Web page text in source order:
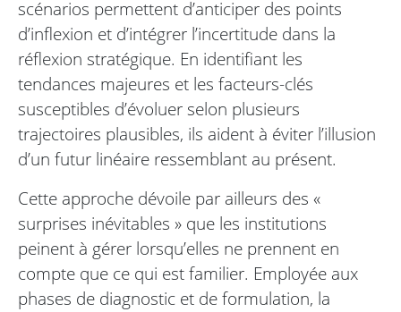
scénarios permettent d’anticiper des points
d’inflexion et d’intégrer l’incertitude dans la
réflexion stratégique. En identifiant les
tendances majeures et les facteurs-clés
susceptibles d’évoluer selon plusieurs
trajectoires plausibles, ils aident à éviter l’illusion
d’un futur linéaire ressemblant au présent.
Cette approche dévoile par ailleurs des «
surprises inévitables » que les institutions
peinent à gérer lorsqu’elles ne prennent en
compte que ce qui est familier. Employée aux
phases de diagnostic et de formulation, la